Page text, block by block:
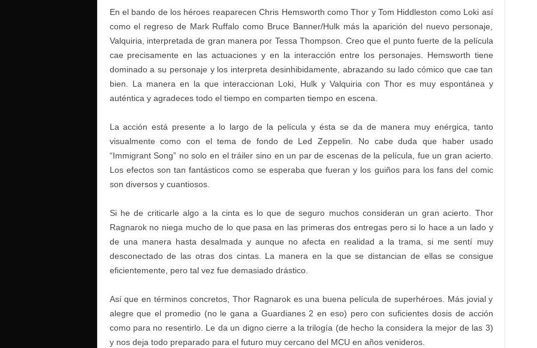
En el bando de los héroes reaparecen Chris Hemsworth como Thor y Tom Hiddleston como Loki así
como el regreso de Mark Ruffalo como Bruce Banner/Hulk más la aparición del nuevo personaje,
Valquiria, interpretada de gran manera por Tessa Thompson. Creo que el punto fuerte de la película
cae precisamente en las actuaciones y en la interacción entre los personajes. Hemsworth tiene
dominado a su personaje y los interpreta desinhibidamente, abrazando su lado cómico que cae tan
bien. La manera en la que interaccionan Loki, Hulk y Valquiria con Thor es muy espontánea y
auténtica y agradeces todo el tiempo en comparten tiempo en escena.
La acción está presente a lo largo de la película y ésta se da de manera muy enérgica, tanto
visualmente como con el tema de fondo de Led Zeppelin. No cabe duda que haber usado
“Immigrant Song” no solo en el tráiler sino en un par de escenas de la película, fue un gran acierto.
Los efectos son tan fantásticos como se esperaba que fueran y los guiños para los fans del comic
son diversos y cuantiosos.
Si he de criticarle algo a la cinta es lo que de seguro muchos consideran un gran acierto. Thor
Ragnarok no niega mucho de lo que pasa en las primeras dos entregas pero si lo hace a un lado y
de una manera hasta desalmada y aunque no afecta en realidad a la trama, si me sentí muy
desconectado de las otras dos cintas. La manera en la que se distancian de ellas se consigue
eficientemente, pero tal vez fue demasiado drástico.
Así que en términos concretos, Thor Ragnarok es una buena película de superhéroes. Más jovial y
alegre que el promedio (no le gana a Guardianes 2 en eso) pero con suficientes dosis de acción
como para no resentirlo. Le da un digno cierre a la trilogía (de hecho la considera la mejor de las 3)
y nos deja todo preparado para el futuro muy cercano del MCU en años venideros.